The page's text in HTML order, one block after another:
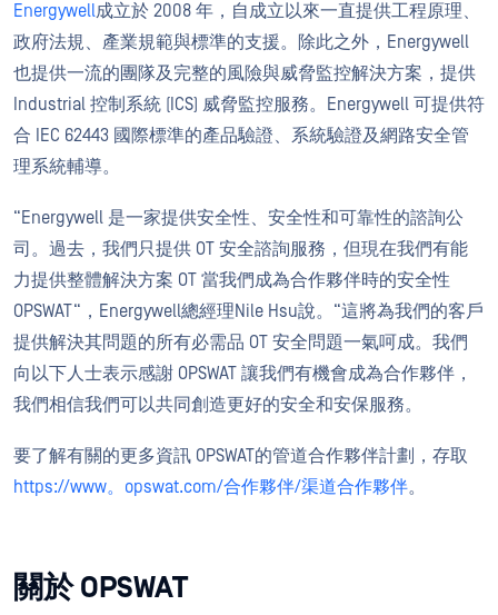
Energywell成立於 2008 年，自成立以來一直提供工程原理、
政府法規、產業規範與標準的支援。除此之外，Energywell
也提供一流的團隊及完整的風險與威脅監控解決方案，提供
Industrial 控制系統 (ICS) 威脅監控服務。Energywell 可提供符
合 IEC 62443 國際標準的產品驗證、系統驗證及網路安全管
理系統輔導。
“Energywell 是一家提供安全性、安全性和可靠性的諮詢公
司。過去，我們只提供 OT 安全諮詢服務，但現在我們有能
力提供整體解決方案 OT 當我們成為合作夥伴時的安全性
OPSWAT“，Energywell總經理Nile Hsu說。“這將為我們的客戶
提供解決其問題的所有必需品 OT 安全問題一氣呵成。我們
向以下人士表示感謝 OPSWAT 讓我們有機會成為合作夥伴，
我們相信我們可以共同創造更好的安全和安保服務。
要了解有關的更多資訊 OPSWAT的管道合作夥伴計劃，存取
https://www。opswat.com/合作夥伴/渠道合作夥伴。
關於 OPSWAT